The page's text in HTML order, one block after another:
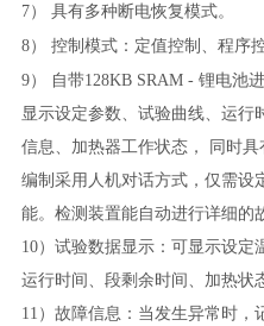
7）
具有多种断电恢复模式。
8）
控制模式：定值控制、程序控
9）
自带128KB SRAM - 锂电池
显示设定参数、试验曲线、运行
信息、加热器工作状态， 同时
编制采用人机对话方式，仅需设
能。检测装置能自动进行详细的
10）试验数据显示：可显示设
运行时间、段剩余时间、加热状
11）故障信息：当发生异常时